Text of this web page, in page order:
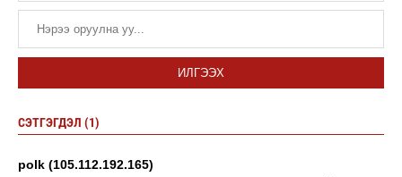
ИЛГЭЭХ
СЭТГЭГДЭЛ (1)
polk (105.112.192.165)